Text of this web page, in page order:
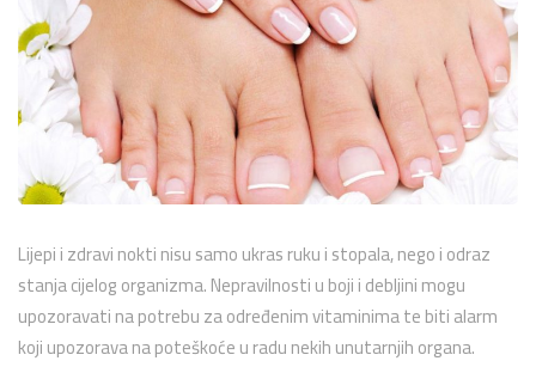
Lijepi i zdravi nokti nisu samo ukras ruku i stopala, nego i odraz
stanja cijelog organizma. Nepravilnosti u boji i debljini mogu
upozoravati na potrebu za određenim vitaminima te biti alarm
koji upozorava na poteškoće u radu nekih unutarnjih organa.